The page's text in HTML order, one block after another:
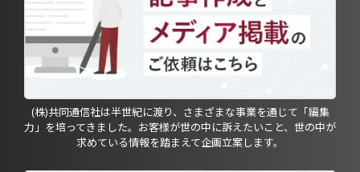
(株)共同通信社は半世紀に渡り、さまざまな事業を通じて「編集
力」を培ってきました。お客様が世の中に訴えたいこと、世の中が
求めている情報を踏まえて企画立案します。